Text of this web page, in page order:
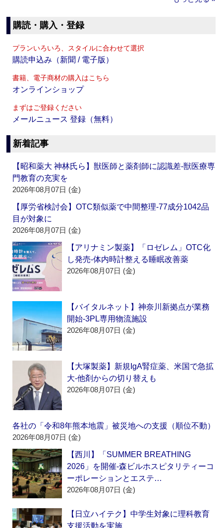
購読・購入・登録
プランいろいろ、スタイルに合わせて選択
購読申込み（新聞 / 電子版）
書籍、電子商材の購入はこちら
オンラインショップ
まずはご登録ください
メールニュース 登録（無料）
新着記事
【昭和薬大 神林氏ら】獣医師と薬剤師に認識差‐獣医療専
門教育の充実を
2026年08月07日 (金)
【厚労省検討会】OTC類似薬で中間整理‐77成分1042品
目が対象に
2026年08月07日 (金)
【アリナミン製薬】「ロゼレム」OTC化
し発売‐体内時計整える睡眠改善薬
2026年08月07日 (金)
【バイタルネット】神奈川新拠点が業務
開始‐3PL専用物流施設
2026年08月07日 (金)
【大塚製薬】新規IgA腎症薬、米国で急拡
大‐他剤からの切り替えも
2026年08月07日 (金)
各社の「令和8年熊本地震」被災地への支援（順位不動）
2026年08月07日 (金)
【西川】「SUMMER BREATHING
2026」を開催‐森ビルホスピタリティーコ
ーポレーションとエステ…
2026年08月07日 (金)
【日立ハイテク】中学生対象に理科教育
支援活動を実施